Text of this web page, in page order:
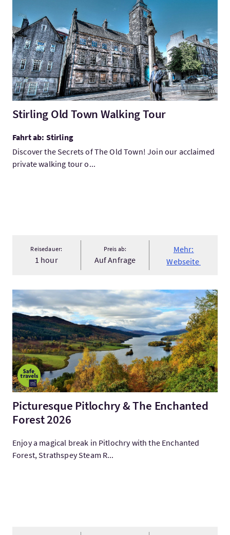
Mehr:Stirling Old Town Walking Tour
Stirling Old Town Walking Tour
Fahrt ab: Stirling
Discover the Secrets of The Old Town! Join our acclaimed
private walking tour o...
Reisedauer:
1 hour
Preis ab:
Auf Anfrage
Mehr:
Webseite
Mehr:Picturesque Pitlochry & The Enchanted Forest 2026
Picturesque Pitlochry & The Enchanted
Forest 2026
Enjoy a magical break in Pitlochry with the Enchanted
Forest, Strathspey Steam R...